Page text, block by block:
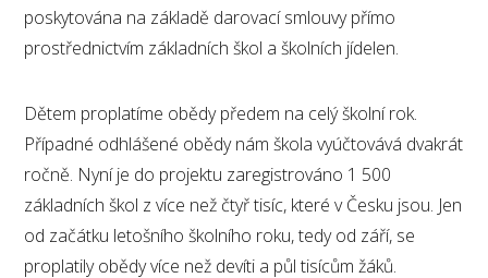
poskytována na základě darovací smlouvy přímo
prostřednictvím základních škol a školních jídelen.
Dětem proplatíme obědy předem na celý školní rok.
Případné odhlášené obědy nám škola vyúčtovává dvakrát
ročně. Nyní je do projektu zaregistrováno 1 500
základních škol z více než čtyř tisíc, které v Česku jsou. Jen
od začátku letošního školního roku, tedy od září, se
proplatily obědy více než devíti a půl tisícům žáků.